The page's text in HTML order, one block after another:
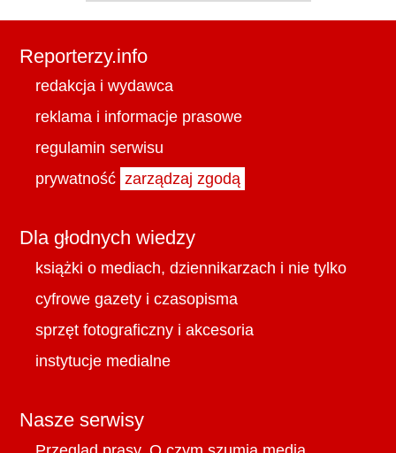
Reporterzy.info
redakcja i wydawca
reklama i informacje prasowe
regulamin serwisu
prywatność zarządzaj zgodą
Dla głodnych wiedzy
książki o mediach, dziennikarzach i nie tylko
cyfrowe gazety i czasopisma
sprzęt fotograficzny i akcesoria
instytucje medialne
Nasze serwisy